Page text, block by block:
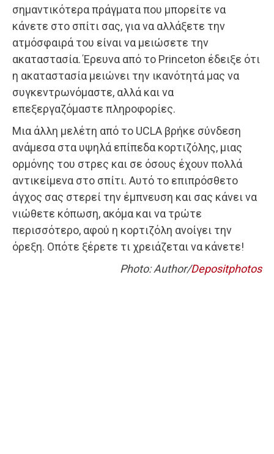
σημαντικότερα πράγματα που μπορείτε να
κάνετε στο σπίτι σας, για να αλλάξετε την
ατμόσφαιρά του είναι να μειώσετε την
ακαταστασία. Έρευνα από το Princeton έδειξε ότι
η ακαταστασία μειώνει την ικανότητά μας να
συγκεντρωνόμαστε, αλλά και να
επεξεργαζόμαστε πληροφορίες.
Μια άλλη μελέτη από το UCLA βρήκε σύνδεση
ανάμεσα στα υψηλά επίπεδα κορτιζόλης, μιας
ορμόνης του στρες και σε όσους έχουν πολλά
αντικείμενα στο σπίτι. Αυτό το επιπρόσθετο
άγχος σας στερεί την έμπνευση και σας κάνει να
νιώθετε κόπωση, ακόμα και να τρώτε
περισσότερο, αφού η κορτιζόλη ανοίγει την
όρεξη. Οπότε ξέρετε τι χρειάζεται να κάνετε!
Photo: Author/Depositphotos